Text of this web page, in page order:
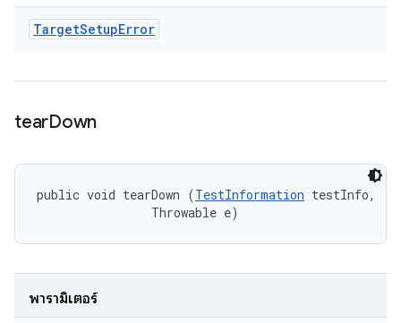
TargetSetupError
tearDown
public void tearDown (TestInformation testInfo,
                Throwable e)
พารามิเตอร์